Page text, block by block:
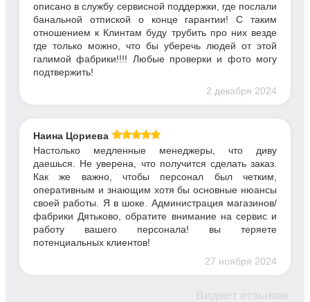
описано в службу сервисной поддержки, где послали
банальной отпиской о конце гарантии! С таким
отношением к Клинтам буду трубить про них везде
где только можно, что бы уберечь людей от этой
галимой фабрики!!!! Любые проверки и фото могу
подтвержить!
2 декабря 2024
Наина Цориева
Настолько медленные менеджеры, что диву
даешься. Не уверена, что получится сделать заказ.
Как же важно, чтобы персонал был четким,
оперативным и знающим хотя бы основные нюансы
своей работы. Я в шоке. Администрация магазинов/
фабрики Дятьково, обратите внимание на сервис и
работу вашего персонала! вы теряете
потенциальных клиентов!
27 ноября 2024